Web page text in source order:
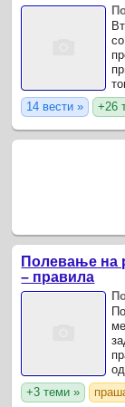
14 вести » +26
Полевање на
– правила
+3 теми »